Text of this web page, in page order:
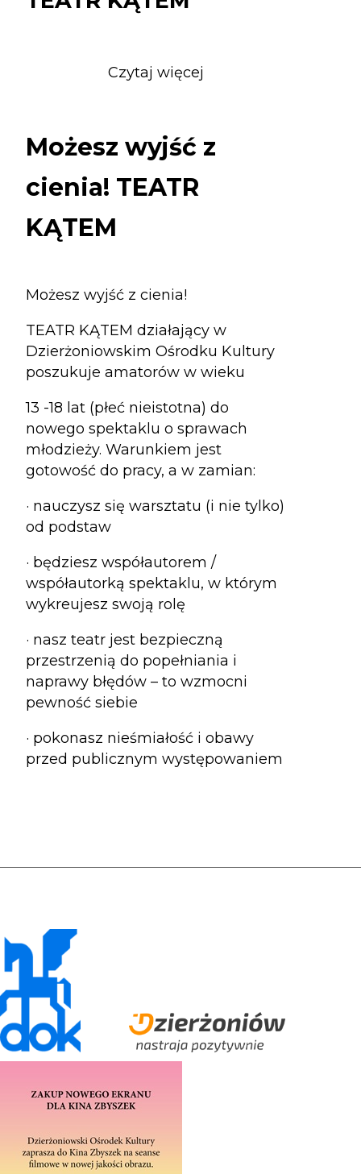
Czytaj więcej
cienia!
Możesz wyjść z
cienia! TEATR
KĄTEM
Możesz wyjść z cienia!
TEATR KĄTEM działający w
Dzierżoniowskim Ośrodku Kultury
poszukuje amatorów w wieku
13 -18 lat (płeć nieistotna) do
nowego spektaklu o sprawach
młodzieży. Warunkiem jest
gotowość do pracy, a w zamian:
· nauczysz się warsztatu (i nie tylko)
od podstaw
· będziesz współautorem /
współautorką spektaklu, w którym
wykreujesz swoją rolę
· nasz teatr jest bezpieczną
przestrzenią do popełniania i
naprawy błędów – to wzmocni
pewność siebie
· pokonasz nieśmiałość i obawy
przed publicznym występowaniem